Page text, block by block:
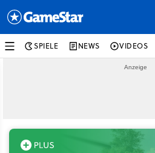
SPIELE NEWS VIDEOS